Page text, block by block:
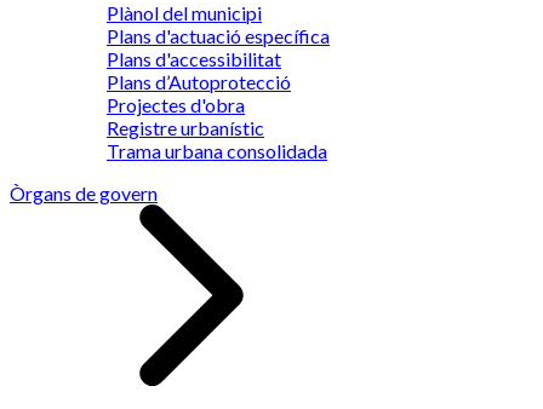
Plànol del municipi
Plans d'actuació específica
Plans d'accessibilitat
Plans d’Autoprotecció
Projectes d'obra
Registre urbanístic
Trama urbana consolidada
Òrgans de govern